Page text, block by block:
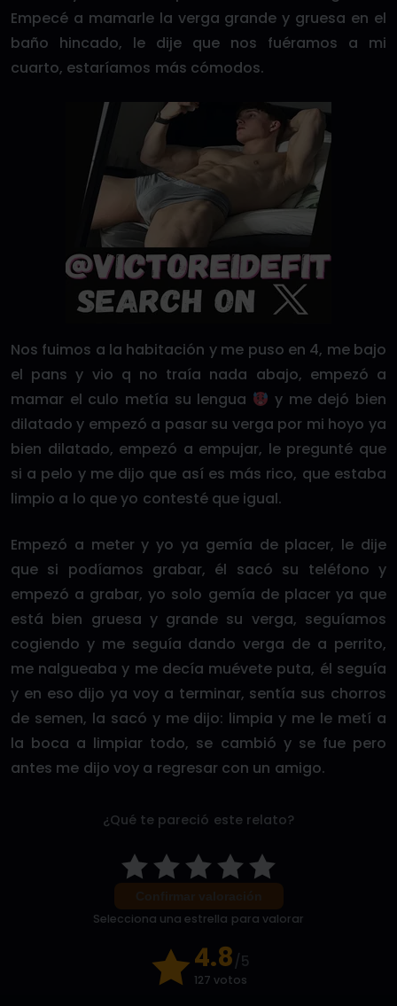
Empecé a mamarle la verga grande y gruesa en el
baño hincado, le dije que nos fuéramos a mi
cuarto, estaríamos más cómodos.
Nos fuimos a la habitación y me puso en 4, me bajo
el pans y vio q no traía nada abajo, empezó a
mamar el culo metía su lengua
y me dejó bien
dilatado y empezó a pasar su verga por mi hoyo ya
bien dilatado, empezó a empujar, le pregunté que
si a pelo y me dijo que así es más rico, que estaba
limpio a lo que yo contesté que igual.
Empezó a meter y yo ya gemía de placer, le dije
que si podíamos grabar, él sacó su teléfono y
empezó a grabar, yo solo gemía de placer ya que
está bien gruesa y grande su verga, seguíamos
cogiendo y me seguía dando verga de a perrito,
me nalgueaba y me decía muévete puta, él seguía
y en eso dijo ya voy a terminar, sentía sus chorros
de semen, la sacó y me dijo: limpia y me le metí a
la boca a limpiar todo, se cambió y se fue pero
antes me dijo voy a regresar con un amigo.
¿Qué te pareció este relato?
Selecciona una estrella para valorar
4.8/5
127 votos